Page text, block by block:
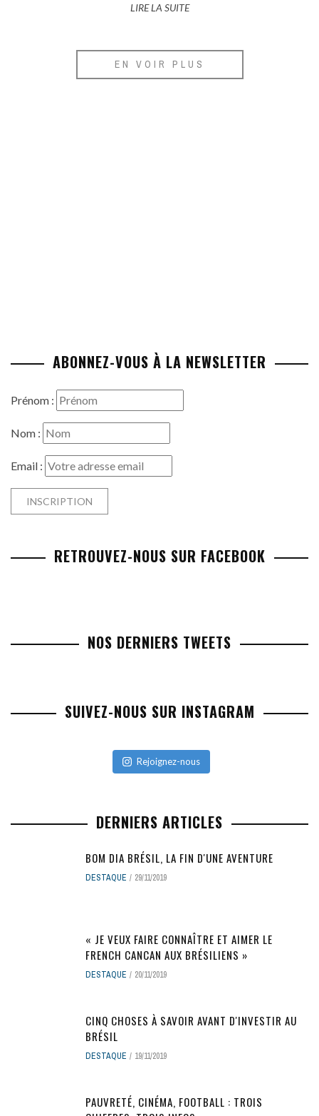
LIRE LA SUITE
EN VOIR PLUS
ABONNEZ-VOUS À LA NEWSLETTER
Prénom :
Nom :
Email :
RETROUVEZ-NOUS SUR FACEBOOK
NOS DERNIERS TWEETS
SUIVEZ-NOUS SUR INSTAGRAM
Rejoignez-nous
DERNIERS ARTICLES
BOM DIA BRÉSIL, LA FIN D'UNE AVENTURE
DESTAQUE 29/11/2019
« JE VEUX FAIRE CONNAÎTRE ET AIMER LE
FRENCH CANCAN AUX BRÉSILIENS »
DESTAQUE 20/11/2019
CINQ CHOSES À SAVOIR AVANT D'INVESTIR AU
BRÉSIL
DESTAQUE 19/11/2019
PAUVRETÉ, CINÉMA, FOOTBALL : TROIS